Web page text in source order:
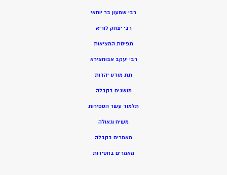
רבי שמעון בר יוחאי
רבי יצחק לוריא
תפיסת המציאות
רבי יעקב אבוחצירא
תת מודע יהדות
מושגים בקבלה
תלמוד עשר הספירות
משיח וגאולה
מאמרים בקבלה
מאמרים בחסידות